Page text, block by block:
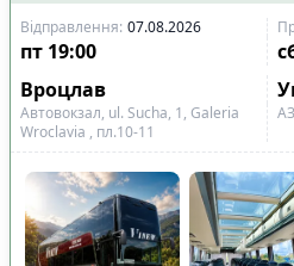
Відправлення: 07.08.2026
пт 19:00
Вроцлав
Автовокзал, ul. Sucha, 1, Galeria
Wroclavia , пл.10-11